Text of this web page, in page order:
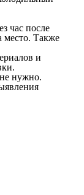
час после
место. Также
и
нужно.